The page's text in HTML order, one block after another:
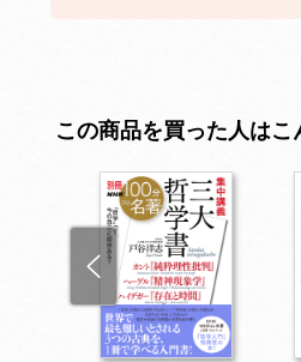
この商品を買った人は